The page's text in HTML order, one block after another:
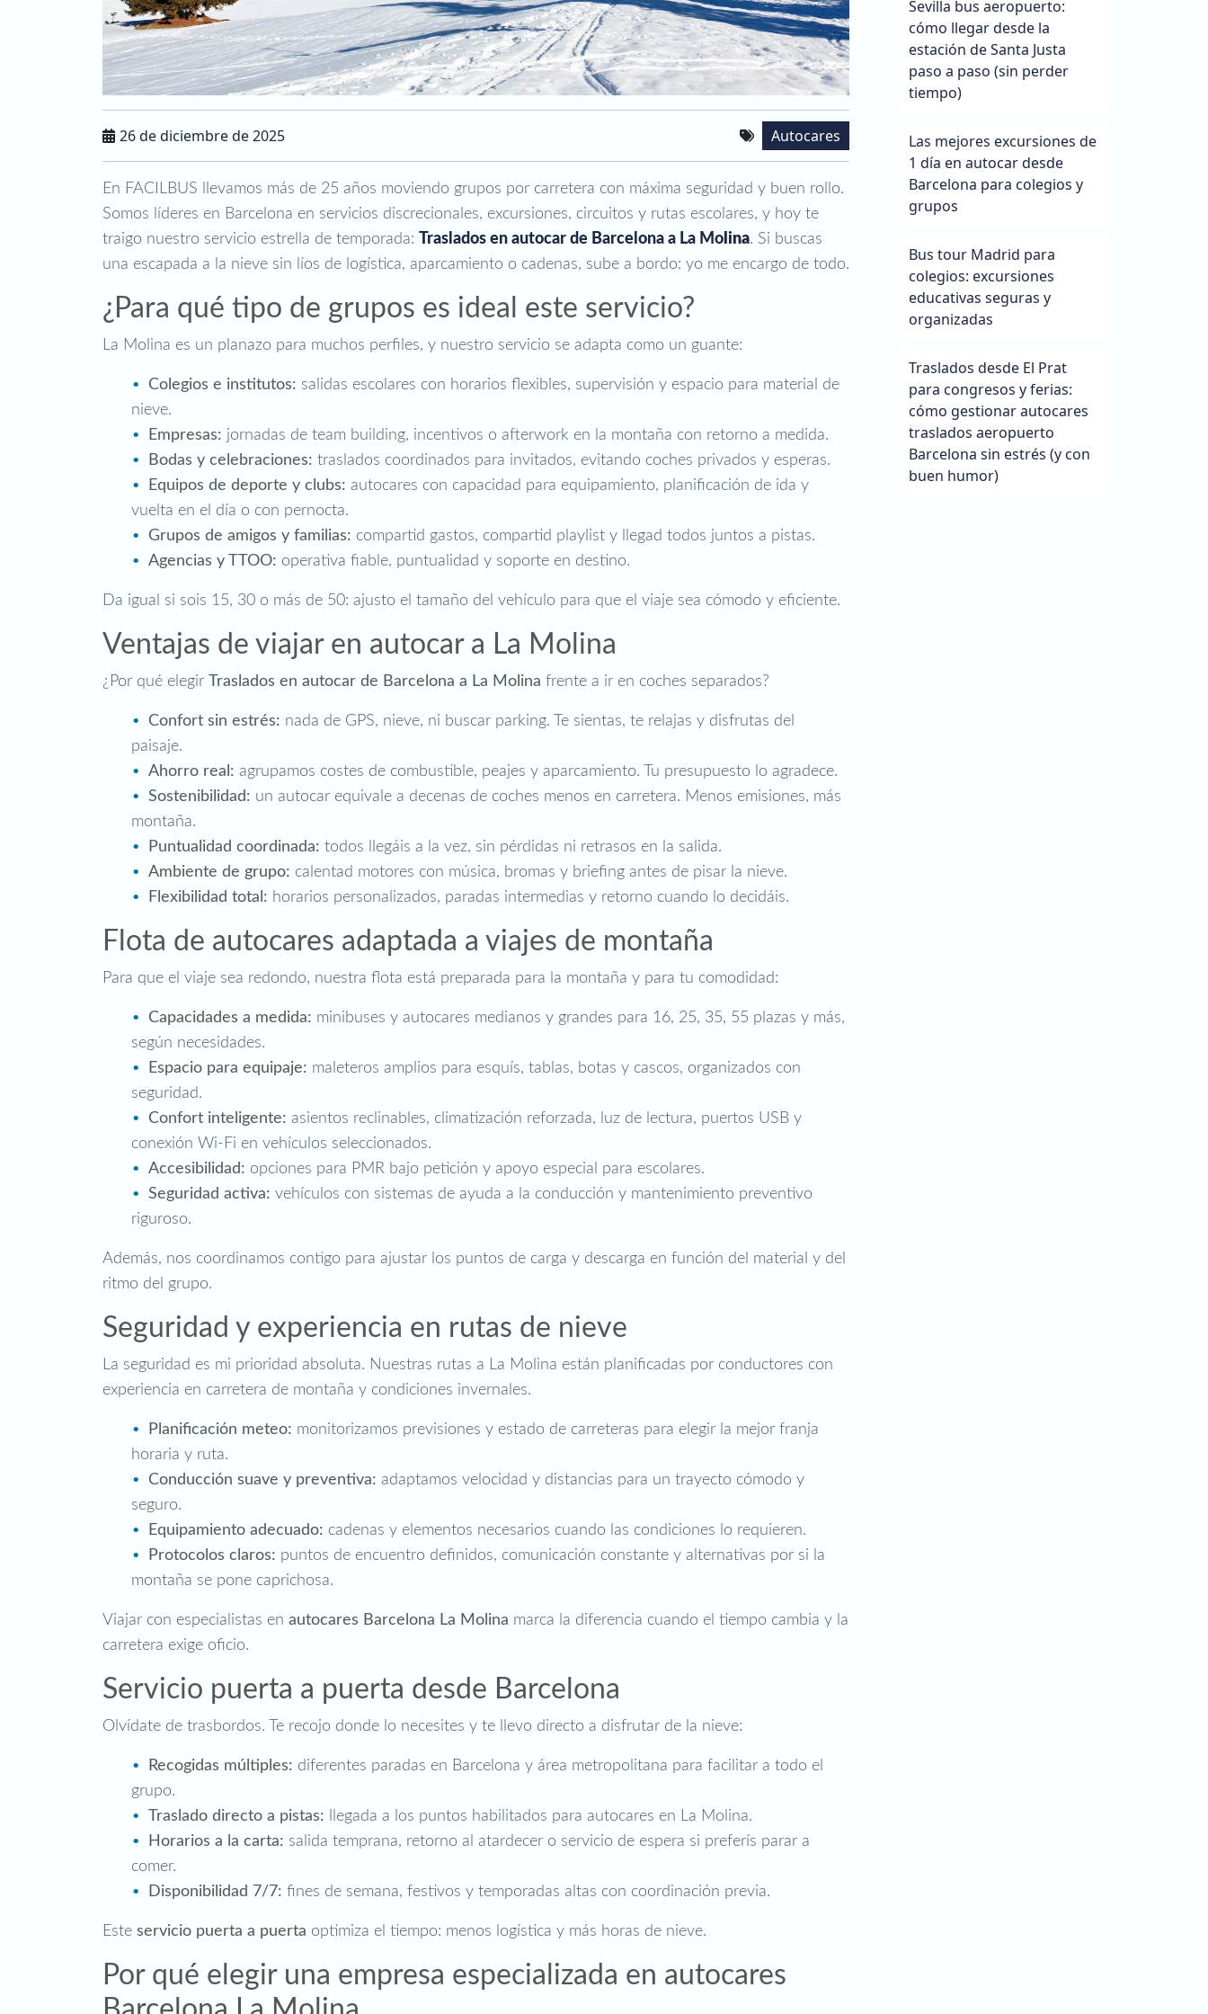
26 de diciembre de 2025 Autocares
En FACILBUS llevamos más de 25 años moviendo grupos por carretera con máxima seguridad y buen rollo.
Somos líderes en Barcelona en servicios discrecionales, excursiones, circuitos y rutas escolares, y hoy te
traigo nuestro servicio estrella de temporada:
Traslados en autocar de Barcelona a La Mo lina. Si buscas
una escapada a la nieve sin líos de logística, aparcamiento o cadenas, sube a bordo: yo me encargo de todo.
¿Para qué tipo de grupos es ideal este servicio?
La Molina es un planazo para muchos perfiles, y nuestro servicio se adapta como un guante:
Colegios e institutos: salidas escolares con horarios flexibles, supervisión y espacio para material de
nieve.
Empresas: jornadas de team building, incentivos o afterwork en la montaña con retorno a medida.
Bodas y celebraciones: traslados coordinados para invitados, evitando coches privados y esperas.
Equipos de deporte y clubs: autocares con capacidad para equipamiento, planificación de ida y
vuelta en el día o con pernocta.
Grupos de amigos y familias: compartid gastos, compartid playlist y llegad todos juntos a pistas.
Agencias y TTOO: operativa fiable, puntualidad y soporte en destino.
Da igual si sois 15, 30 o más de 50: ajusto el tamaño del vehículo para que el viaje sea cómodo y eficiente.
Ventajas de viajar en autocar a La Molina
¿Por qué elegir Traslados en autocar de Barcelona a La Molina frente a ir en coches separados?
Confort sin estrés: nada de GPS, nieve, ni buscar parking. Te sientas, te relajas y disfrutas del
paisaje.
Ahorro real: agrupamos costes de combustible, peajes y aparcamiento. Tu presupuesto lo agradece.
Sostenibilidad: un autocar equivale a decenas de coches menos en carretera. Menos emisiones, más
montaña.
Puntualidad coordinada: todos llegáis a la vez, sin pérdidas ni retrasos en la salida.
Ambiente de grupo: calentad motores con música, bromas y briefing antes de pisar la nieve.
Flexibilidad total: horarios personalizados, paradas intermedias y retorno cuando lo decidáis.
Flota de autocares adaptada a viajes de montaña
Para que el viaje sea redondo, nuestra flota está preparada para la montaña y para tu comodidad:
Capacidades a medida: minibuses y autocares medianos y grandes para 16, 25, 35, 55 plazas y más,
según necesidades.
Espacio para equipaje: maleteros amplios para esquís, tablas, botas y cascos, organizados con
seguridad.
Confort inteligente: asientos reclinables, climatización reforzada, luz de lectura, puertos USB y
conexión Wi‑Fi en vehículos seleccionados.
Accesibilidad: opciones para PMR bajo petición y apoyo especial para escolares.
Seguridad activa: vehículos con sistemas de ayuda a la conducción y mantenimiento preventivo
riguroso.
Además, nos coordinamos contigo para ajustar los puntos de carga y descarga en función del material y del
ritmo del grupo.
Seguridad y experiencia en rutas de nieve
La seguridad es mi prioridad absoluta. Nuestras rutas a La Molina están planificadas por conductores con
experiencia en carretera de montaña y condiciones invernales.
Planificación meteo: monitorizamos previsiones y estado de carreteras para elegir la mejor franja
horaria y ruta.
Conducción suave y preventiva: adaptamos velocidad y distancias para un trayecto cómodo y
seguro.
Equipamiento adecuado: cadenas y elementos necesarios cuando las condiciones lo requieren.
Protocolos claros: puntos de encuentro definidos, comunicación constante y alternativas por si la
montaña se pone caprichosa.
Viajar con especialistas en autocares Barcelona La Molina marca la diferencia cuando el tiempo cambia y la
carretera exige oficio.
Servicio puerta a puerta desde Barcelona
Olvídate de trasbordos. Te recojo donde lo necesites y te llevo directo a disfrutar de la nieve:
Recogidas múltiples: diferentes paradas en Barcelona y área metropolitana para facilitar a todo el
grupo.
Traslado directo a pistas: llegada a los puntos habilitados para autocares en La Molina.
Horarios a la carta: salida temprana, retorno al atardecer o servicio de espera si preferís parar a
comer.
Disponibilidad 7/7: fines de semana, festivos y temporadas altas con coordinación previa.
Este servicio puerta a puerta optimiza el tiempo: menos logística y más horas de nieve.
Por qué elegir una empresa especializada en autocares
Sevilla bus aeropuerto:
cómo llegar desde la
estación de Santa Justa
paso a paso (sin perder
tiempo)
Las mejores excursiones de
1 día en autocar desde
Barcelona para colegios y
grupos
Bus tour Madrid para
colegios: excursiones
educativas seguras y
organizadas
Traslados desde El Prat
para congresos y ferias:
cómo gestionar autocares
traslados aeropuerto
Barcelona sin estrés (y con
buen humor)